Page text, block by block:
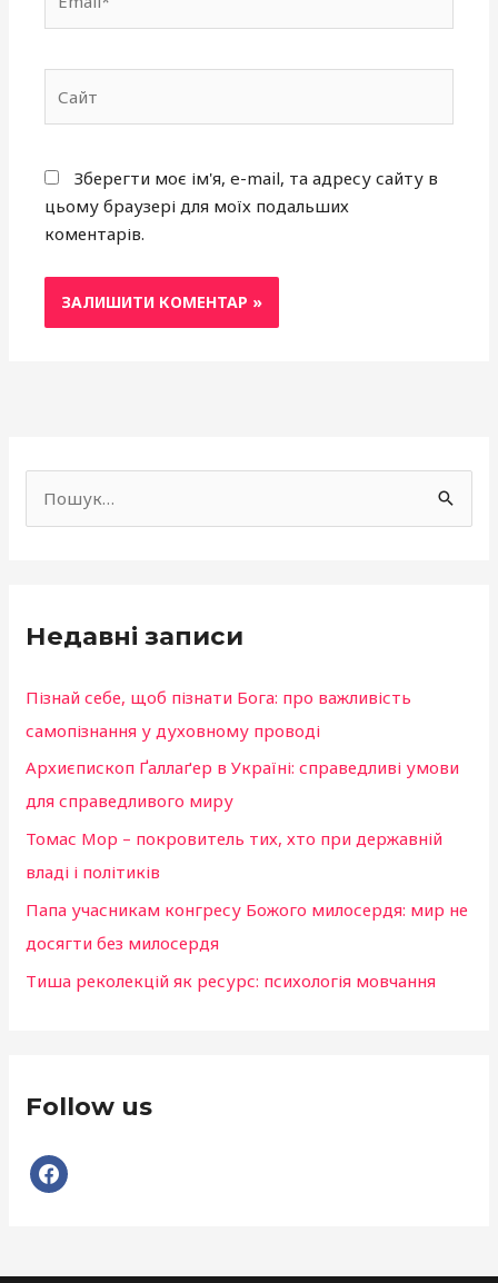
Зберегти моє ім'я, e-mail, та адресу сайту в
цьому браузері для моїх подальших
коментарів.
т
:
Недавні записи
Пізнай себе, щоб пізнати Бога: про важливість
самопізнання у духовному проводі
Архиєпископ Ґаллаґер в Україні: справедливі умови
для справедливого миру
Томас Мор – покровитель тих, хто при державній
владі і політиків
Папа учасникам конгресу Божого милосердя: мир не
досягти без милосердя
Тиша реколекцій як ресурс: психологія мовчання
Follow us
o